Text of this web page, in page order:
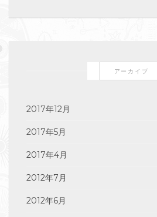
アーカイブ
2017年12月
2017年5月
2017年4月
2012年7月
2012年6月